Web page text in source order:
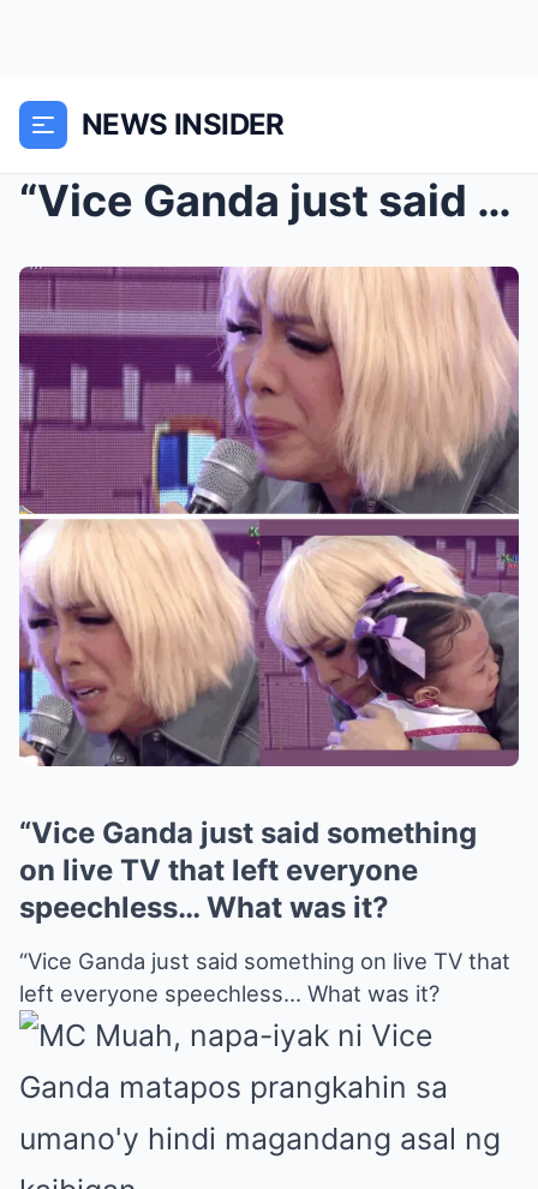
NEWS INSIDER
“Vice Ganda just said something on live TV t...
“Vice Ganda just said something
on live TV that left everyone
speechless… What was it?
“Vice Ganda just said something on live TV that
left everyone speechless… What was it?